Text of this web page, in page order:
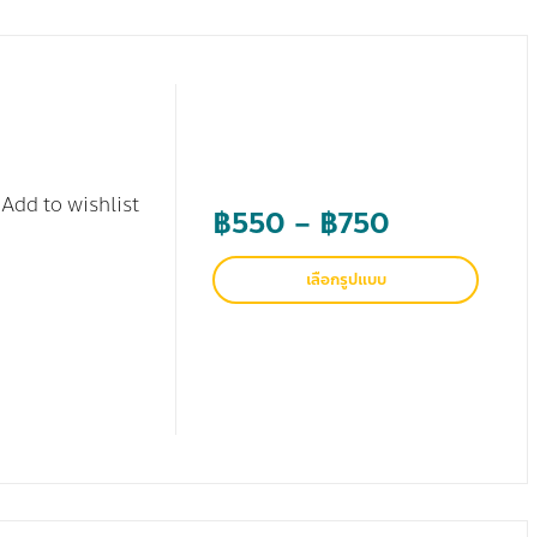
Add to wishlist ฿550 – ฿750
range:
฿550
เลือกรูปแบบ